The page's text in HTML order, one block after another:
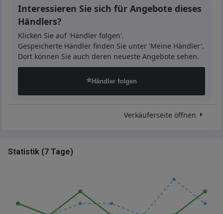
Interessieren Sie sich für Angebote dieses
Händlers?
Klicken Sie auf 'Händler folgen'.
Gespeicherte Händler finden Sie unter 'Meine Händler'.
Dort können Sie auch deren neueste Angebote sehen.
⭐Händler folgen
Verkäuferseite öffnen
Statistik (7 Tage)